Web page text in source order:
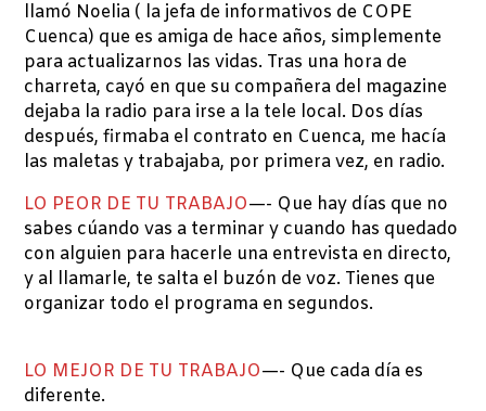
llamó Noelia ( la jefa de informativos de COPE
Cuenca) que es amiga de hace años, simplemente
para actualizarnos las vidas. Tras una hora de
charreta, cayó en que su compañera del magazine
dejaba la radio para irse a la tele local. Dos días
después, firmaba el contrato en Cuenca, me hacía
las maletas y trabajaba, por primera vez, en radio.
LO PEOR DE TU TRABAJO—- Que hay días que no
sabes cúando vas a terminar y cuando has quedado
con alguien para hacerle una entrevista en directo,
y al llamarle, te salta el buzón de voz. Tienes que
organizar todo el programa en segundos.
LO MEJOR DE TU TRABAJO—- Que cada día es
diferente.